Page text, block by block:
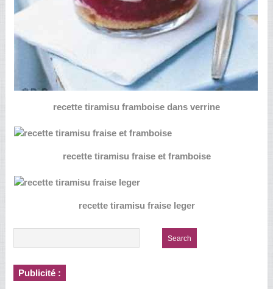
recette tiramisu framboise dans verrine
recette tiramisu fraise et framboise
recette tiramisu fraise leger
Publicité :